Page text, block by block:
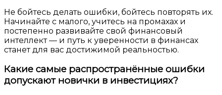
Не бойтесь делать ошибки, бойтесь повторять их.
Начинайте с малого, учитесь на промахах и
постепенно развивайте свой финансовый
интеллект — и путь к уверенности в финансах
станет для вас достижимой реальностью.
Какие самые распространённые ошибки
допускают новички в инвестициях?